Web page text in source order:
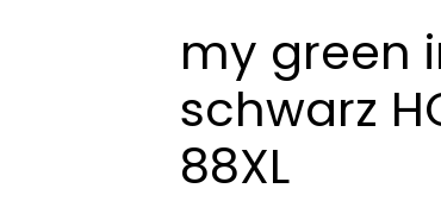
my green
schwarz
88XL